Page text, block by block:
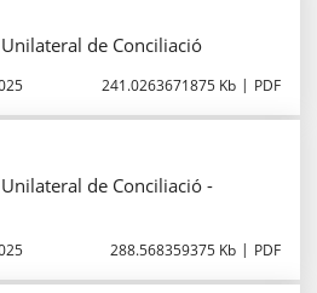
de Conciliació
241.0263671875 Kb PDF
de Conciliació -
288.568359375 Kb PDF